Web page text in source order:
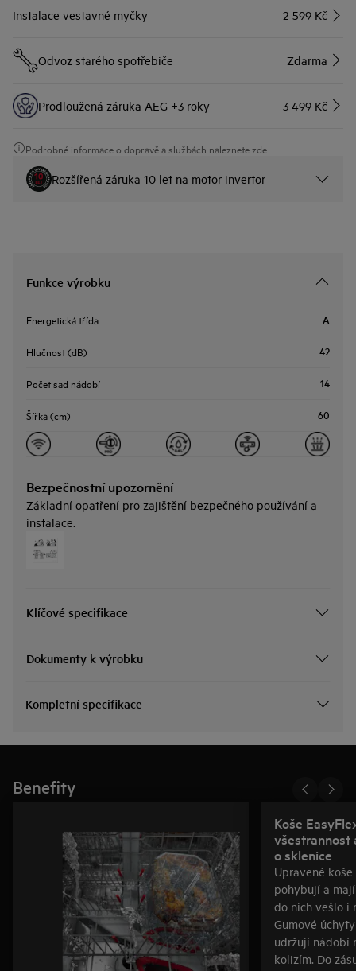
Instalace vestavné myčky 2 599 Kč
Odvoz starého spotřebiče Zdarma
Prodloužená záruka AEG +3 roky 3 499 Kč
Podrobné informace o dopravě a službách naleznete zde
Rozšířená záruka 10 let na motor invertor
Funkce výrobku
Energetická třída A
Hlučnost (dB) 42
Počet sad nádobí 14
Šířka (cm) 60
Bezpečnostní upozornění
Základní opatření pro zajištění bezpečného používání a
instalace.
Klíčové specifikace
Dokumenty k výrobku
Kompletní specifikace
Benefity
Koše
všestrannost
o sklenice
Upravené
pohybují a
do nich vešlo i
Gumové
udržují nádobí
kolizím. Do